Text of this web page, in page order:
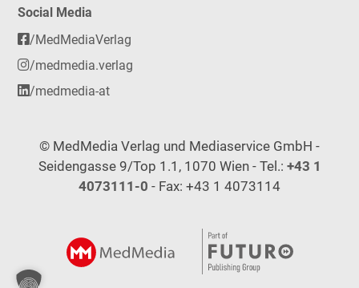
Social Media
/MedMediaVerlag
/medmedia.verlag
/medmedia-at
© MedMedia Verlag und Mediaservice GmbH -
Seidengasse 9/Top 1.1, 1070 Wien - Tel.: +43 1
4073111-0 - Fax: +43 1 4073114